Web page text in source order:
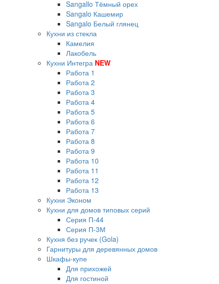
Sangallo Тёмный орех
Sangalo Кашемир
Sangalo Белый глянец
Кухни из стекла
Камелия
Лакобель
Кухни Интегра NEW
Работа 1
Работа 2
Работа 3
Работа 4
Работа 5
Работа 6
Работа 7
Работа 8
Работа 9
Работа 10
Работа 11
Работа 12
Работа 13
Кухни Эконом
Кухни для домов типовых серий
Серия П-44
Серия П-3М
Кухня без ручек (Gola)
Гарнитуры для деревянных домов
Шкафы-купе
Для прихожей
Для гостиной